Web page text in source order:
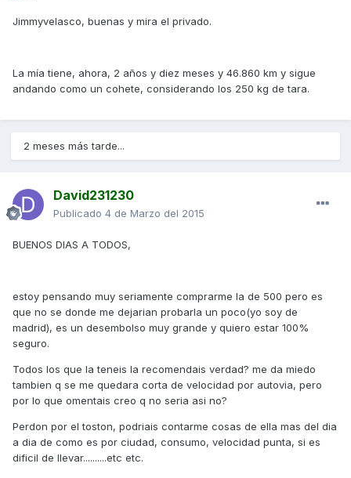
Jimmyvelasco, buenas y mira el privado.
La mía tiene, ahora, 2 años y diez meses y 46.860 km y sigue
andando como un cohete, considerando los 250 kg de tara.
2 meses más tarde...
David231230
Publicado 4 de Marzo del 2015
BUENOS DIAS A TODOS,
estoy pensando muy seriamente comprarme la de 500 pero es
que no se donde me dejarian probarla un poco(yo soy de
madrid), es un desembolso muy grande y quiero estar 100%
seguro.
Todos los que la teneis la recomendais verdad? me da miedo
tambien q se me quedara corta de velocidad por autovia, pero
por lo que omentais creo q no seria asi no?
Perdon por el toston, podriais contarme cosas de ella mas del dia
a dia de como es por ciudad, consumo, velocidad punta, si es
dificil de llevar..........etc etc.